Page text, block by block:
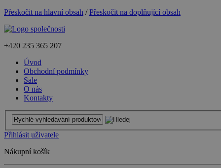
Přeskočit na hlavní obsah /Přeskočit na doplňující obsah
+420 235 365 207
Úvod
Obchodní podmínky
Sale
O nás
Kontakty
Přihlásit uživatele
Nákupní košík